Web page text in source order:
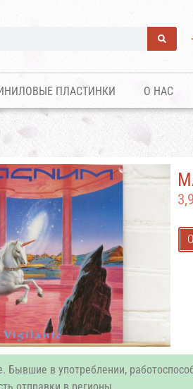
ПЛАСТИНКИ О НАС
Бывшие в употреблении,